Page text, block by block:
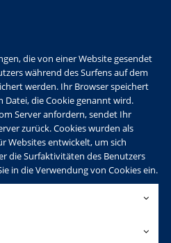
die von einer Website gesendet
während des Surfens auf dem
werden. Ihr Browser speichert
Datei, die Cookie genannt wird.
Server anfordern, sendet Ihr
zurück. Cookies wurden als
Websites entwickelt, um sich
die Surfaktivitäten des Benutzers
in die Verwendung von Cookies ein.
Kultur
Gesundheit
& EDV
Kids & Teens